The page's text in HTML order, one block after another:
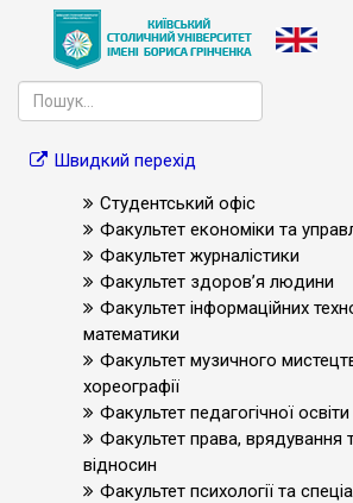
Швидкий перехід
Студентський офіс
Факультет економіки та
Факультет журналістики
Факультет здоров’я людини
Факультет інформаційних
математики
Факультет музичного
хореографії
Факультет педагогічної освіти
Факультет права, врядування
відносин
Факультет психології та